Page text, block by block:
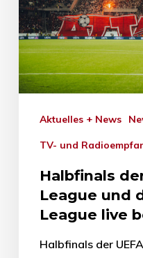
Aktuelles + News
TV- und
Halbfinals
League und
League live
Halbfinals der